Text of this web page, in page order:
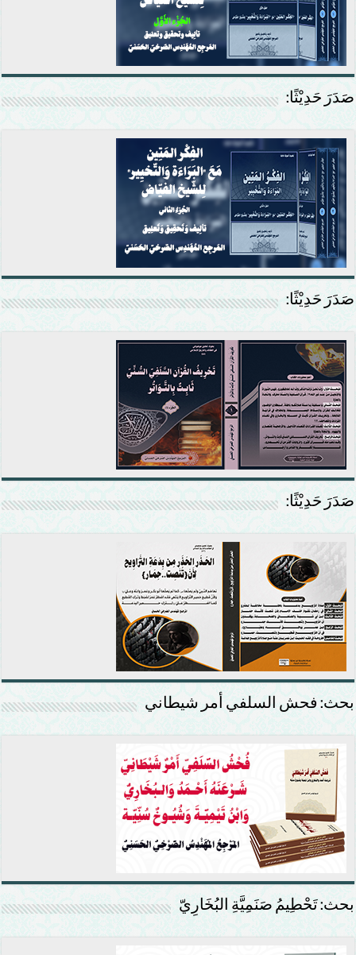
صَدَرَ حَدِيْثًا:
صَدَرَ حَدِيْثًا:
صَدَرَ حَدِيْثًا:
بحث: فحش السلفي أمر شيطاني
بحث: تَحْطِيمُ صَنَمِيَّةِ البُخَارِيّ